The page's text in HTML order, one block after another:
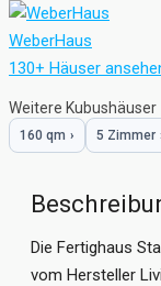
WeberHaus
130+ Häuser
Weitere Kubushäuser
160 qm › 5 Zimmer
Die Fertighaus
vom Hersteller